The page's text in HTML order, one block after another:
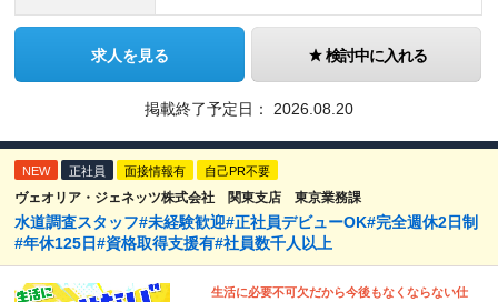
求人を見る 検討中に入れる
掲載終了予定日： 2026.08.20
NEW 正社員 面接情報有 自己PR不要
ヴェオリア・ジェネッツ株式会社 関東支店 東京業務課
水道調査スタッフ#未経験歓迎#正社員デビューOK#完全週休2日制
#年休125日#資格取得支援有#社員数千人以上
生活に必要不可欠だから今後もなくならない仕